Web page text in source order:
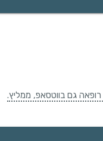
גם בווטסאפ, ממליץ.